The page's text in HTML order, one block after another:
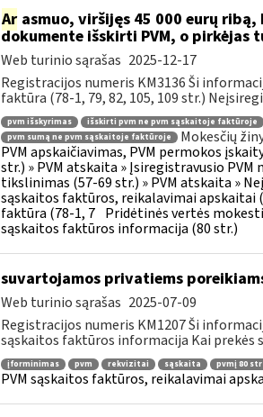
Arasmuo, viršijęs 45 000 eurų
dokumente išskirti PVM, o
Web turinio sąrašas 2025-12-17
Registracijos numeris KM3136 Ši
faktūra (78-1, 79, 82, 105, 109 str.)
pvm išskyrimas išskirti pvm ne pvm sąskaitoje faktūroje
pvm sumą ne pvm sąskaitoje faktūroje
Mokesčių
PVM apskaičiavimas, PVM permokos
str.) » PVM atskaita » Įsiregistravusio PVM
tikslinimas (57-69 str.) » PVM atskaita »
sąskaitos faktūros, reikalavimai apskaitai
faktūra (78-1, 7 Pridėtinės vertės
sąskaitos faktūros informacija (80 str.)
suvartojamos privatiems
Web turinio sąrašas 2025-07-09
Registracijos numeris KM1207 Ši
sąskaitos faktūros informacija Kai prekės
įforminimas pvm rekvizitai sąskaita pvmį 80 str
PVM sąskaitos faktūros, reikalavimai